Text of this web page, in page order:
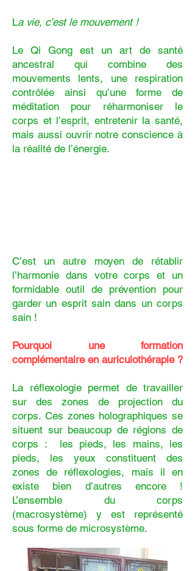
La vie, c’est le mouvement !
Le Qi Gong est un art de santé
ancestral qui combine des
mouvements lents, une respiration
contrôlée ainsi qu’une forme de
méditation pour réharmoniser le
corps et l’esprit, entretenir la santé,
mais aussi ouvrir notre conscience à
la réalité de l’énergie.
C’est un autre moyen de rétablir
l’harmonie dans votre corps et un
formidable outil de prévention pour
garder un esprit sain dans un corps
sain !
Pourquoi une formation
complémentaire en auriculothérapie ?
La réflexologie permet de travailler
sur des zones de projection du
corps. Ces zones holographiques se
situent sur beaucoup de régions de
corps : les pieds, les mains, les
pieds, les yeux constituent des
zones de réflexologies, mais il en
existe bien d’autres encore !
L’ensemble du corps
(macrosystème) y est représenté
sous forme de microsystème.